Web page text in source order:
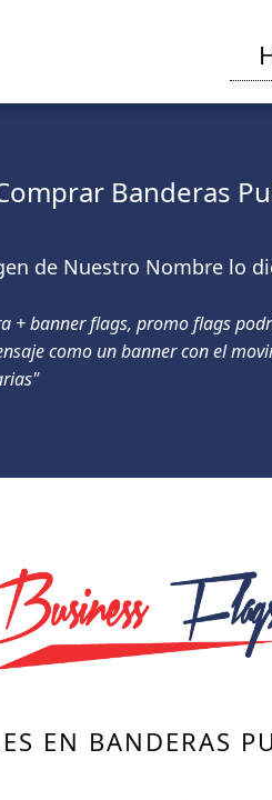
Banderas
de Nuestro Nombre lo
+ banner flags, promo flags
como un banner con el
EN BANDERAS